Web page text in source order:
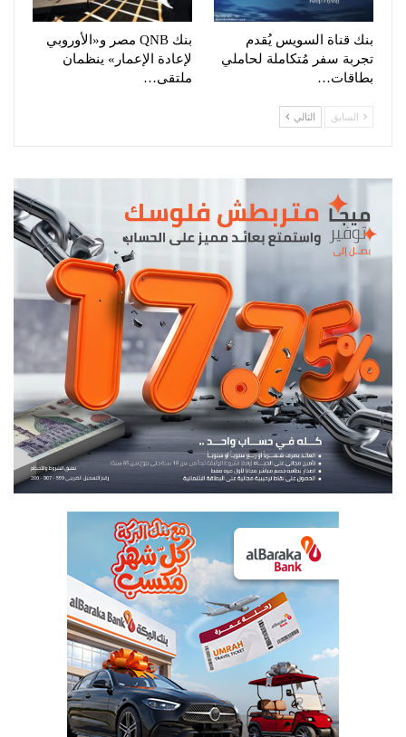
بنك قناة السويس يُقدم
تجربة سفر مُتكاملة لحاملي
بطاقات…
بنك QNB مصر و«الأوروبي
لإعادة الإعمار» ينظمان
ملتقى…
السابق التالي